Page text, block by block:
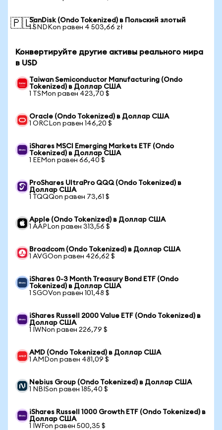
🇵🇱SanDisk (Ondo Tokenized) в Польский злотый
1 SNDKon равен 4 503,66 zł
Конвертируйте другие активы реального мира
в USD
Taiwan Semiconductor Manufacturing (Ondo
Tokenized) в Доллар США
1 TSMon равен 423,70 $
Oracle (Ondo Tokenized) в Доллар США
1 ORCLon равен 146,20 $
iShares MSCI Emerging Markets ETF (Ondo
Tokenized) в Доллар США
1 EEMon равен 66,40 $
ProShares UltraPro QQQ (Ondo Tokenized) в
Доллар США
1 TQQQon равен 73,61 $
Apple (Ondo Tokenized) в Доллар США
1 AAPLon равен 313,56 $
Broadcom (Ondo Tokenized) в Доллар США
1 AVGOon равен 426,62 $
iShares 0-3 Month Treasury Bond ETF (Ondo
Tokenized) в Доллар США
1 SGOVon равен 101,48 $
iShares Russell 2000 Value ETF (Ondo Tokenized) в
Доллар США
1 IWNon равен 226,79 $
AMD (Ondo Tokenized) в Доллар США
1 AMDon равен 481,09 $
Nebius Group (Ondo Tokenized) в Доллар США
1 NBISon равен 185,40 $
iShares Russell 1000 Growth ETF (Ondo Tokenized) в
Доллар США
1 IWFon равен 500,35 $